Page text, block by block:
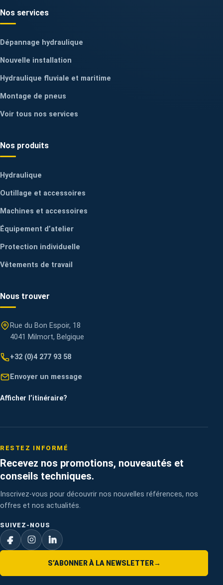
Nos services
Dépannage hydraulique
Nouvelle installation
Hydraulique fluviale et maritime
Montage de pneus
Voir tous nos services
Nos produits
Hydraulique
Outillage et accessoires
Machines et accessoires
Équipement d’atelier
Protection individuelle
Vêtements de travail
Nous trouver
Rue du Bon Espoir, 18
4041 Milmort, Belgique
+32 (0)4 277 93 58
Envoyer un message
Afficher l’itinéraire?
RESTEZ INFORMÉ
Recevez nos promotions, nouveautés et
conseils techniques.
Inscrivez-vous pour découvrir nos nouvelles références, nos
offres et nos actualités.
SUIVEZ-NOUS
S’ABONNER À LA NEWSLETTER→